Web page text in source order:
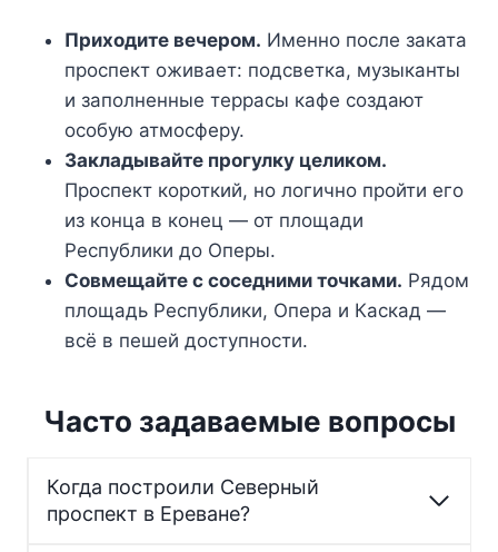
Приходите вечером. Именно после заката
проспект оживает: подсветка, музыканты
и заполненные террасы кафе создают
особую атмосферу.
Закладывайте прогулку целиком.
Проспект короткий, но логично пройти его
из конца в конец — от площади
Республики до Оперы.
Совмещайте с соседними точками. Рядом
площадь Республики, Опера и Каскад —
всё в пешей доступности.
Часто задаваемые вопросы
Когда построили Северный
проспект в Ереване?